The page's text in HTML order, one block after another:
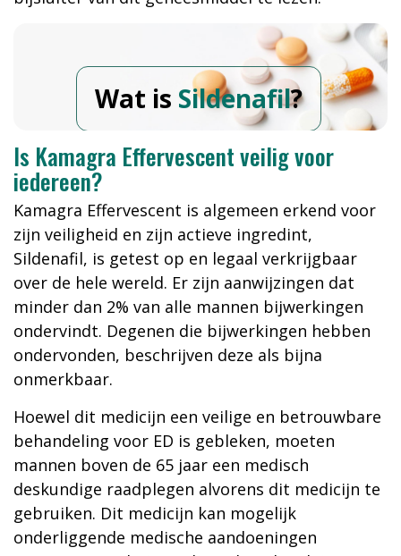
Wat is Sildenafil?
Is Kamagra Effervescent veilig voor
iedereen?
Kamagra Effervescent is algemeen erkend voor
zijn veiligheid en zijn actieve ingredint,
Sildenafil, is getest op en legaal verkrijgbaar
over de hele wereld. Er zijn aanwijzingen dat
minder dan 2% van alle mannen bijwerkingen
ondervindt. Degenen die bijwerkingen hebben
ondervonden, beschrijven deze als bijna
onmerkbaar.
Hoewel dit medicijn een veilige en betrouwbare
behandeling voor ED is gebleken, moeten
mannen boven de 65 jaar een medisch
deskundige raadplegen alvorens dit medicijn te
gebruiken. Dit medicijn kan mogelijk
onderliggende medische aandoeningen